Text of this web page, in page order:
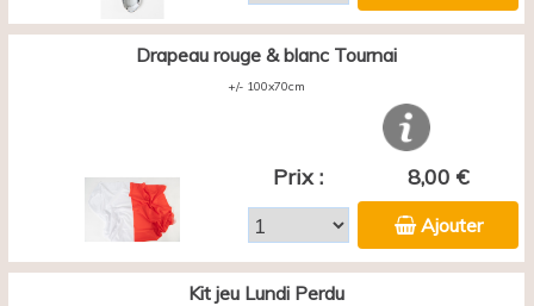
Drapeau rouge & blanc Tournai
+/- 100x70cm
Prix : 8,00 €
Ajouter
Kit jeu Lundi Perdu